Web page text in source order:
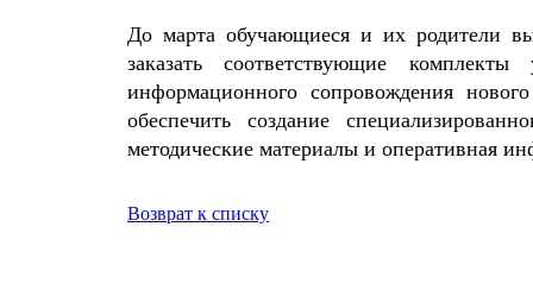
До марта обучающиеся и их родители
заказать соответствующие
информационного сопровождения
обеспечить создание
методические материалы и оперативная
Возврат к списку